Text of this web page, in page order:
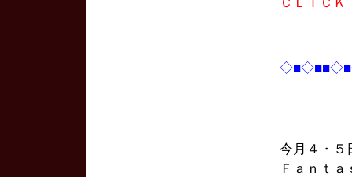
今月４・５
Ｆａｎｔ